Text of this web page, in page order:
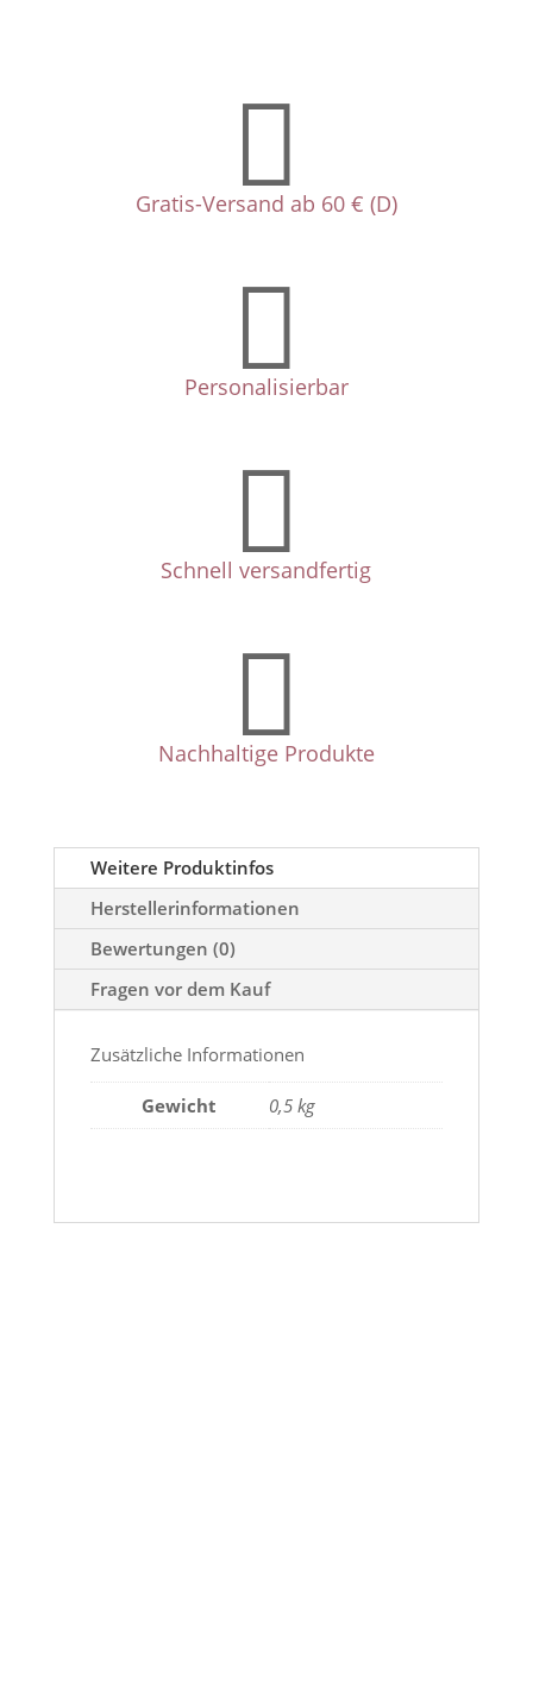

Gratis-Versand ab 60 € (D)

Personalisierbar

Schnell versandfertig

Nachhaltige Produkte
Weitere Produktinfos
Herstellerinformationen
Bewertungen (0)
Fragen vor dem Kauf
Zusätzliche Informationen
Gewicht 0,5 kg